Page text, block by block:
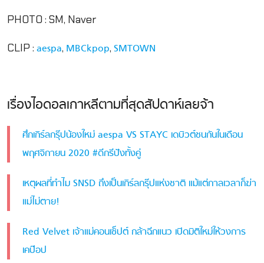
PHOTO : SM, Naver
CLIP : aespa, MBCkpop, SMTOWN
เรื่องไอดอลเกาหลีตามที่สุดสัปดาห์เลยจ้า
ศึกเกิร์ลกรุ๊ปน้องใหม่ aespa VS STAYC เดบิวต์ชนกันในเดือน
พฤศจิกายน 2020 #ดีกรีปังทั้งคู่
เหตุผลที่ทำไม SNSD ถึงเป็นเกิร์ลกรุ๊ปแห่งชาติ แม้แต่กาลเวลาก็ฆ่า
แม่ไม่ตาย!
Red Velvet เจ้าแม่คอนเซ็ปต์ กล้าฉีกแนว เปิดมิติใหม่ให้วงการ
เคป๊อป